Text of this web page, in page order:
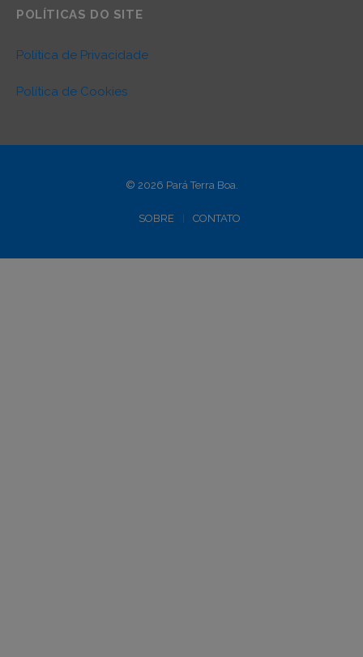
POLÍTICAS DO SITE
Política de Privacidade
Política de Cookies
© 2026 Pará Terra Boa.
SOBRE CONTATO